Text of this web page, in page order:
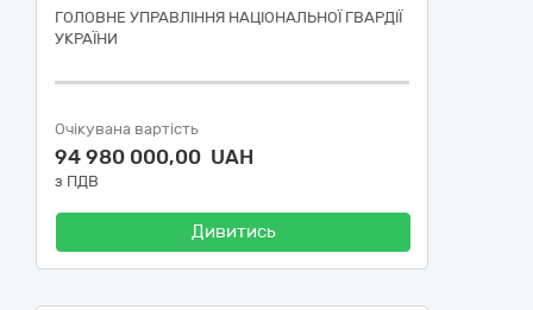
ГОЛОВНЕ УПРАВЛІННЯ НАЦІОНАЛЬНОЇ ГВАРДІЇ
УКРАЇНИ
Очікувана вартість
94 980 000,00 UAH
з ПДВ
Дивитись